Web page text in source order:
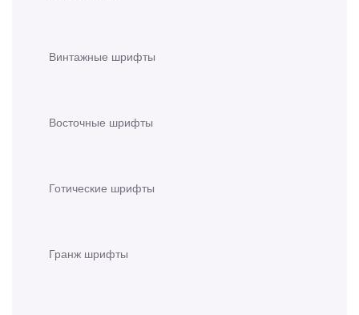
Винтажные шрифты
Восточные шрифты
Готические шрифты
Гранж шрифты